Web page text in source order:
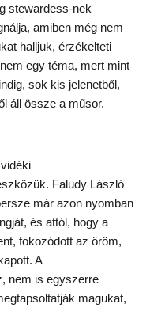
stewardess-nek
amiben még nem
halljuk, érzékelteti
egy téma, mert mint
sok kis jelenetből,
áll össze a műsor.
Faludy László
már azon nyomban
és attól, hogy a
fokozódott az öröm,
A
nem is egyszerre
magukat,